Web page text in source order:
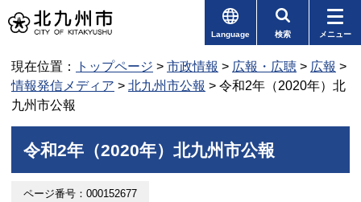
Language 検索 メニュー
現在位置： トップページ > 市政情報 > 広報・広聴 > 広報 >
情報発信メディア > 北九州市公報 > 令和2年（2020年）北
九州市公報
令和2年（2020年）北九州市公報
ページ番号：000152677